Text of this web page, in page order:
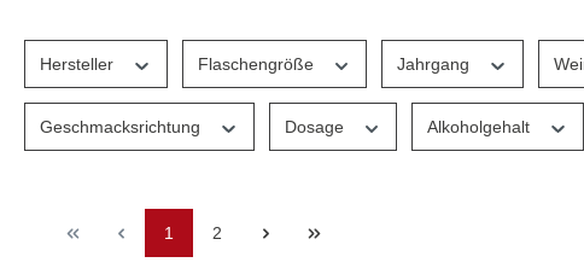
Hersteller Flaschengröße Jahrgang
Geschmacksrichtung Dosage Alkoholgehalt
Seite
1 Seite
2